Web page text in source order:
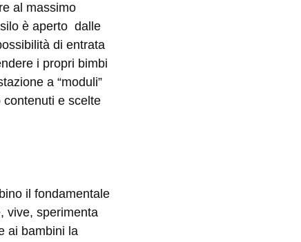
al massimo
è aperto dalle
di entrata
i propri bimbi
a “moduli”
contenuti e scelte
il fondamentale
vive, sperimenta
ai bambini la